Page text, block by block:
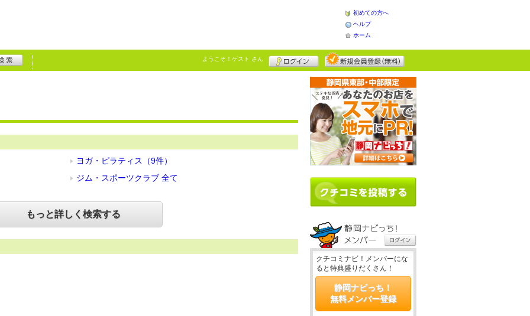
初めての方へ
ヘルプ
ホーム
ようこそ！ ゲスト さん
ヨガ・ピラティス（9件）
ジム・スポーツクラブ 全て
もっと詳しく検索する
クチコミナビ！メンバーにな
ると特典盛りだくさん！
静岡ナビっち！
無料メンバー登録